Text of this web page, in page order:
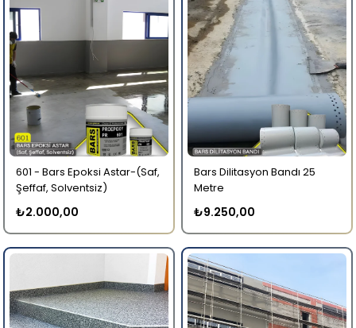
601 - Bars Epoksi Astar-(Saf,
Şeffaf, Solventsiz)
₺2.000,00
Bars Dilitasyon Bandı 25
Metre
₺9.250,00